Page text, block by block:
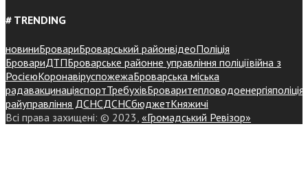
# TRENDING
новиниБровариБроварський районвідеоПоліція
БровариДТПБроварське районне управління поліціївійна з
РосієюКоронавіруспожежаБроварська міська
радавакцинаціяспортТребухівБроваритепловодоенергіяполіція
райуправління ДСНСДСНСбюджетКняжичі
Всі права захищені: © 2023, «Громадський Ревізор»